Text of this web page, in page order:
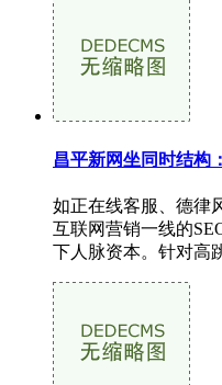
昌平新网坐同时结构
如正在线客服、德律
互联网营销一线的
下人脉资本。针对高